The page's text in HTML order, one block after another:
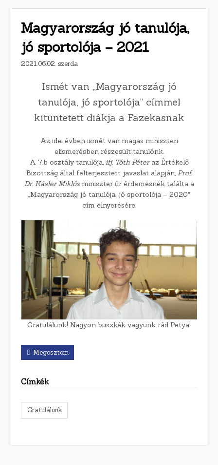
Magyarország jó tanulója,
jó sportolója – 2021
2021.06.02. szerda
Ismét van „Magyarország jó
tanulója, jó sportolója” címmel
kitüntetett diákja a Fazekasnak
Az idei évben ismét van magas miniszteri
elismerésben részesült tanulónk.
A 7.b osztály tanulója,ifj. Tóth Péteraz Értékelő
Bizottság által felterjesztett javaslat alapján, Prof.
Dr. Kásler Miklós miniszter úr érdemesnek találta a
„Magyarország jó tanulója, jó sportolója – 2020″
cím elnyerésére.
Gratulálunk! Nagyon büszkék vagyunk rád Petya!
Megosztom
Címkék
Gratulálunk